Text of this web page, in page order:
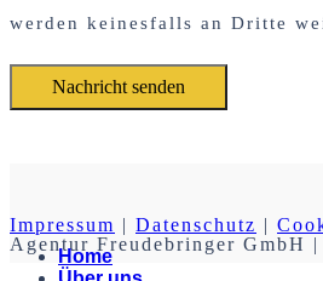
werden keinesfalls an Dritte
Impressum | Datenschutz |
Agentur Freudebringer GmbH |
Home